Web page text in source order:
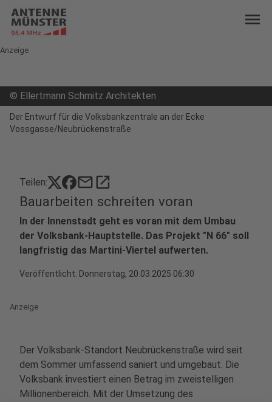
menu
Anzeige
© Ellertmann Schmitz Architekten
Der Entwurf für die Volksbankzentrale an der Ecke
Vossgasse/Neubrückenstraße
Teilen: mailopen_in_new
Bauarbeiten schreiten voran
In der Innenstadt geht es voran mit dem Umbau
der Volksbank-Hauptstelle. Das Projekt "N 66" soll
langfristig das Martini-Viertel aufwerten.
Veröffentlicht: Donnerstag, 20.03.2025 06:30
Anzeige
Der Volksbank-Standort Neubrückenstraße wird seit
dem Sommer umfassend saniert und umgebaut. Die
Volksbank investiert einen Betrag im zweistelligen
Millionenbereich. Mit der Umsetzung des